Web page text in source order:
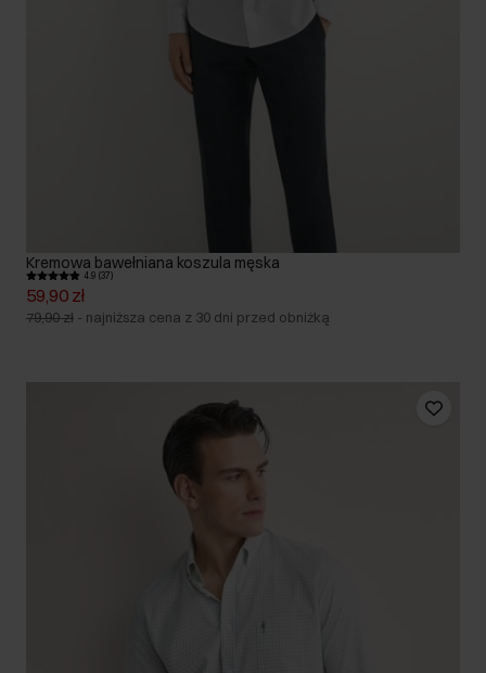
Kremowa bawełniana koszula męska
4.9 (37)
59,90 zł
79,90 zł - najniższa cena z 30 dni przed obniżką